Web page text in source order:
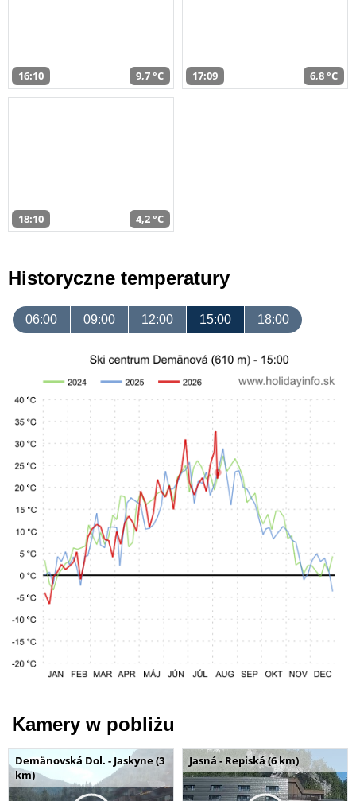
16:10 9,7 °C 17:09 6,8 °C
18:10 4,2 °C
Historyczne temperatury
06:00 09:00 12:00 15:00 18:00
Kamery w pobliżu
Demänovská Dol. - Jaskyne (3
km)
Jasná - Repiská (6 km)